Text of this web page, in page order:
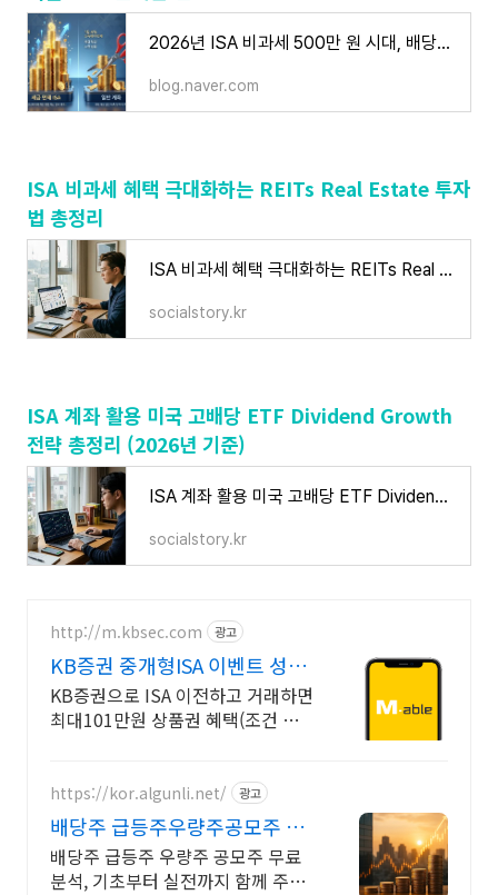
2026년 ISA 비과세 500만 원 시대, 배당금 재투자 수익률 18% 높이는 법
blog.naver.com
ISA 비과세 혜택 극대화하는 REITs Real Estate 투자
법 총정리
ISA 비과세 혜택 극대화하는 REITs Real Estate 투자법 총정리
socialstory.kr
ISA 계좌 활용 미국 고배당 ETF Dividend Growth
전략 총정리 (2026년 기준)
ISA 계좌 활용 미국 고배당 ETF Dividend Growth 전략 총정리 (2026년 기준)
socialstory.kr
http://m.kbsec.com 광고
KB증권 중개형ISA 이벤트 성장
도 KB증권 중개형ISA
KB증권으로 ISA 이전하고 거래하면
최대101만원 상품권 혜택(조건 충
(총 156명)
https://kor.algunli.net/ 광고
배당주 급등주우량주공모주 추
지금 안보면 늦어요
배당주 급등주 우량주 공모주 무료
분석, 기초부터 실전까지 함께 주식